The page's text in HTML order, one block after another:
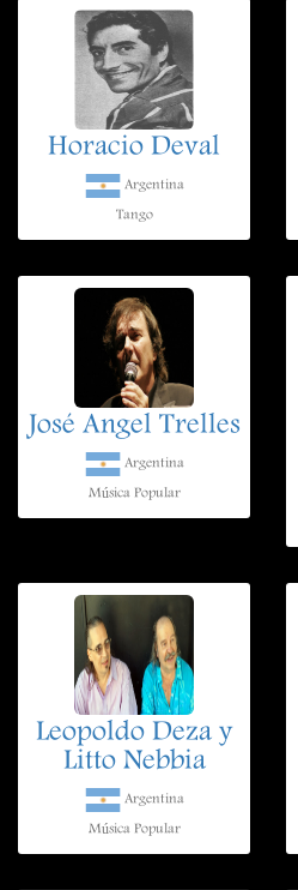
Horacio Deval
Argentina
Tango
José Angel Trelles
Argentina
Música Popular
Leopoldo Deza y
Litto Nebbia
Argentina
Música Popular